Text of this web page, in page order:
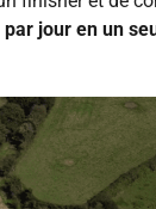
par jour en un